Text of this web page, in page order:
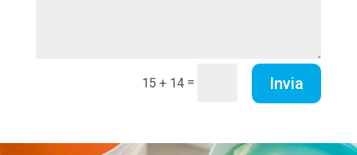
15 + 14 = Invia